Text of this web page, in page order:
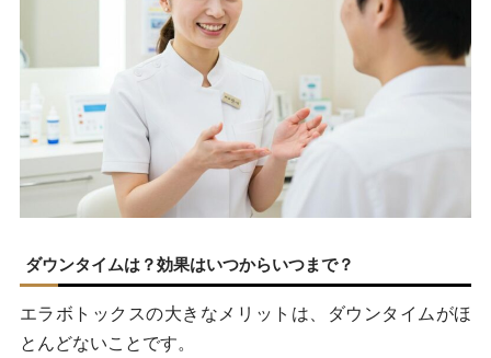
ダウンタイムは？効果はいつからいつまで？
エラボトックスの大きなメリットは、ダウンタイムがほ
とんどないことです。